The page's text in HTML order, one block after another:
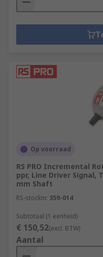
Op voorraad
RS PRO Incremental
ppr, Line Driver Signal,
mm Shaft
RS-stocknr. 359-014
Subtotaal (1 eenheid)
€ 150,52(excl. BTW)
Aantal